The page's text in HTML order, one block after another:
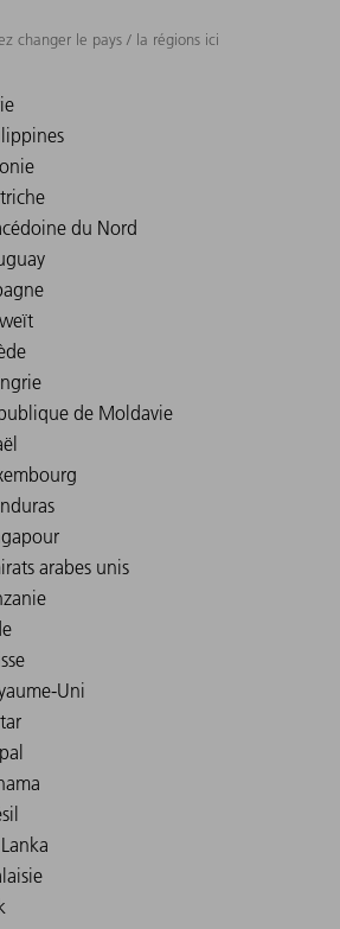
changer le pays / la régions ici